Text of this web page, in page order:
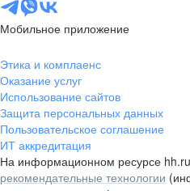
созданы хорошие условия для
продуктивной работы. В целом
среду для работы, обучения,
профессионального
карьерного роста.
Мобильное приложение
Этика и комплаенс
Оказание услуг
Использование сайтов
Защита персональных данных
Пользовательское соглашение
ИТ аккредитация
На информационном ресурсе hh.ru
рекомендательные технологии